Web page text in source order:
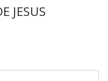
JESUS